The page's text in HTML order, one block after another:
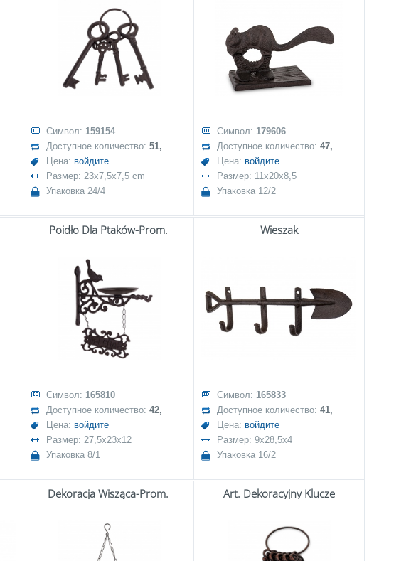
Символ: 159154
Доступное количество: 51,
Цена: войдите
Размер: 23x7,5x7,5 cm
Упаковка 24/4
Символ: 179606
Доступное количество: 47,
Цена: войдите
Размер: 11x20x8,5
Упаковка 12/2
Poidło Dla Ptaków-Prom.
Символ: 165810
Доступное количество: 42,
Цена: войдите
Размер: 27,5x23x12
Упаковка 8/1
Wieszak
Символ: 165833
Доступное количество: 41,
Цена: войдите
Размер: 9x28,5x4
Упаковка 16/2
Dekoracja Wisząca-Prom. Art. Dekoracyjny Klucze